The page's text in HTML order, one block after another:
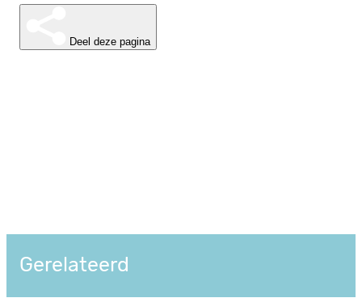
Deel deze pagina
Gerelateerd